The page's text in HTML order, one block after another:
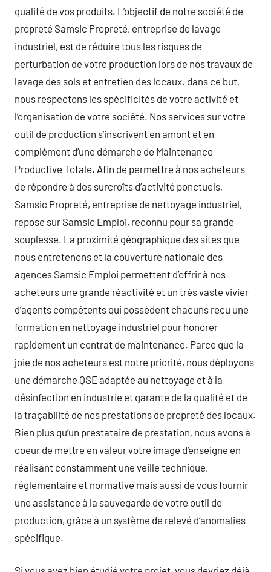
qualité de vos produits. L’objectif de notre société de
propreté Samsic Propreté, entreprise de lavage
industriel, est de réduire tous les risques de
perturbation de votre production lors de nos travaux de
lavage des sols et entretien des locaux. dans ce but,
nous respectons les spécificités de votre activité et
l’organisation de votre société. Nos services sur votre
outil de production s’inscrivent en amont et en
complément d’une démarche de Maintenance
Productive Totale. Afin de permettre à nos acheteurs
de répondre à des surcroîts d’activité ponctuels,
Samsic Propreté, entreprise de nettoyage industriel,
repose sur Samsic Emploi, reconnu pour sa grande
souplesse. La proximité géographique des sites que
nous entretenons et la couverture nationale des
agences Samsic Emploi permettent d’offrir à nos
acheteurs une grande réactivité et un très vaste vivier
d’agents compétents qui possèdent chacuns reçu une
formation en nettoyage industriel pour honorer
rapidement un contrat de maintenance. Parce que la
joie de nos acheteurs est notre priorité, nous déployons
une démarche QSE adaptée au nettoyage et à la
désinfection en industrie et garante de la qualité et de
la traçabilité de nos prestations de propreté des locaux.
Bien plus qu’un prestataire de prestation, nous avons à
coeur de mettre en valeur votre image d’enseigne en
réalisant constamment une veille technique,
réglementaire et normative mais aussi de vous fournir
une assistance à la sauvegarde de votre outil de
production, grâce à un système de relevé d’anomalies
spécifique.